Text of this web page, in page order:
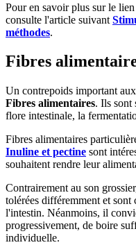
Pour en savoir plus sur le
consulte l'article suivant
méthodes.
Fibres
Un contrepoids important
Fibres alimentaires. Ils sont
flore intestinale, la
Fibres alimentaires
Inuline et pectine sont
souhaitent rendre leur
Contrairement au son
tolérées différemment et sont
l'intestin. Néanmoins, il
progressivement, de boire
individuelle.